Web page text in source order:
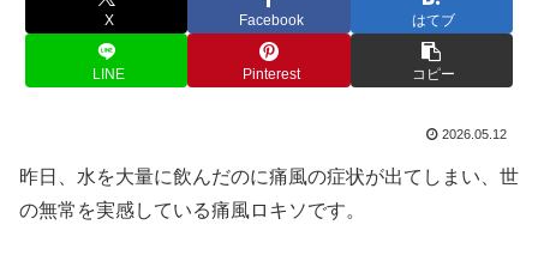
X Facebook はてブ
LINE Pinterest コピー
2026.05.12
昨日、水を大量に飲んだのに痛風の症状が出てしまい、世
の無常を実感している痛風ロキソです。